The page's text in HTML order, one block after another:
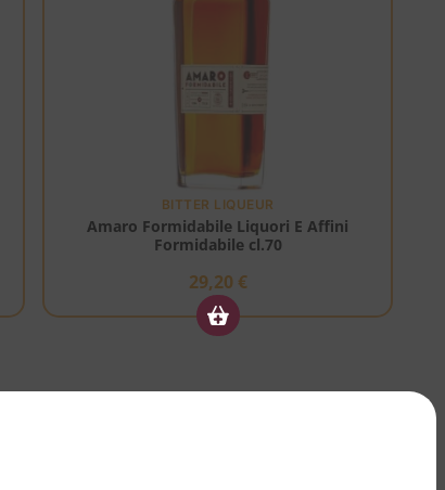
BITTER LIQUEUR
Amaro Formidabile Liquori E Affini
Formidabile cl.70
29,20 €